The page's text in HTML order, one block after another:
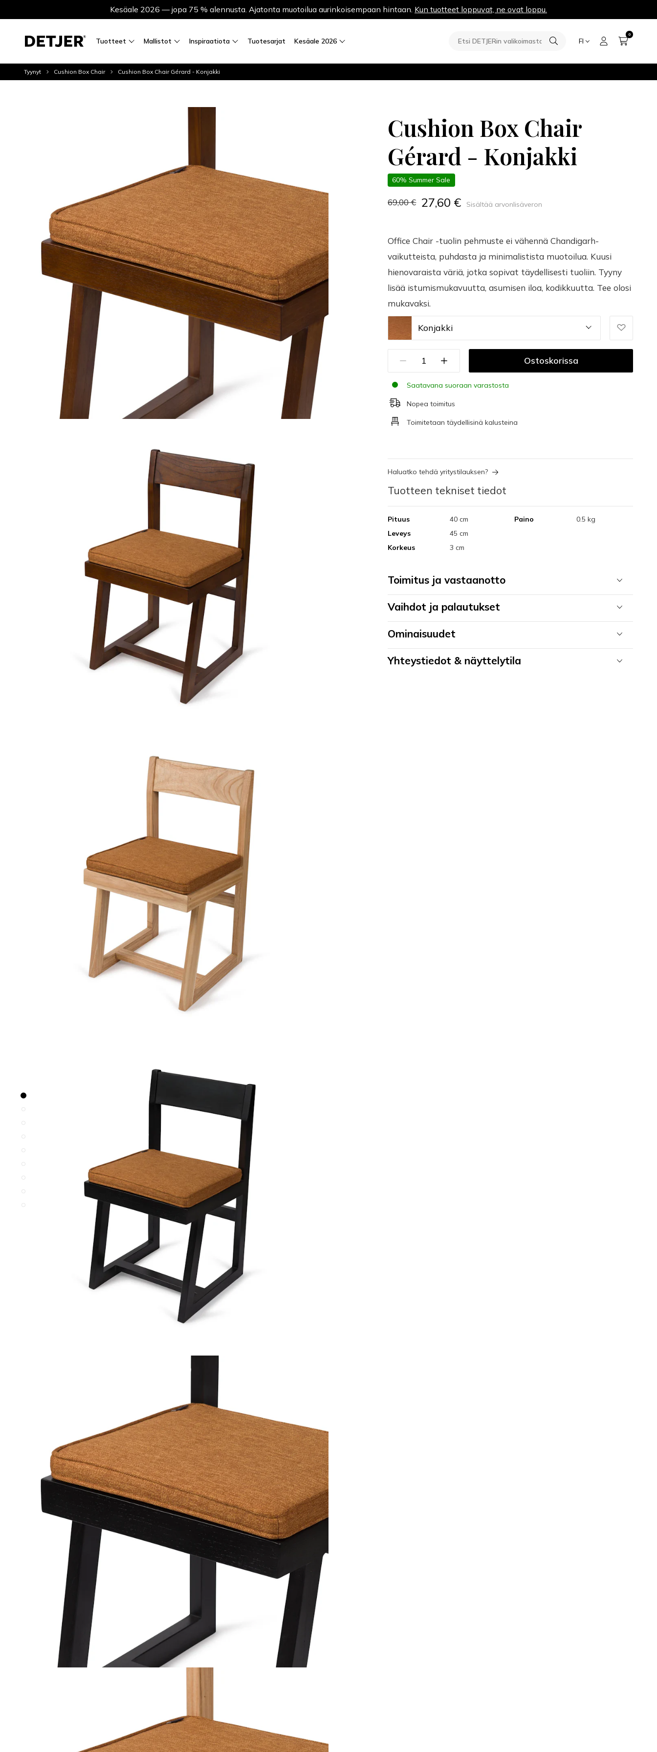
Kesäale 2026 — jopa 75 % alennusta. Ajatonta muotoilua aurinkoisempaan hintaan. Kun tuotteet loppuvat, ne ovat loppu.
Tuotteet Mallistot Inspiraatiota Tuotesarjat Kesäale 2026 FI
0
Tyynyt Cushion Box Chair Cushion Box Chair Gérard - Konjakki
Cushion Box Chair
Gérard - Konjakki
60% Summer Sale
69,00 € 27,60 € Sisältää arvonlisäveron
Office Chair -tuolin pehmuste ei vähennä Chandigarh-
vaikutteista, puhdasta ja minimalistista muotoilua. Kuusi
hienovaraista väriä, jotka sopivat täydellisesti tuoliin. Tyyny
lisää istumismukavuutta, asumisen iloa, kodikkuutta. Tee olosi
mukavaksi.
Konjakki
Ostoskorissa
Saatavana suoraan varastosta
Nopea toimitus
Toimitetaan täydellisinä kalusteina
Haluatko tehdä yritystilauksen?
Tuotteen tekniset tiedot
Pituus
40 cm
Leveys
45 cm
Korkeus
3 cm
Paino 0.5 kg
Toimitus ja vastaanotto
Vaihdot ja palautukset
Ominaisuudet
Yhteystiedot & näyttelytila